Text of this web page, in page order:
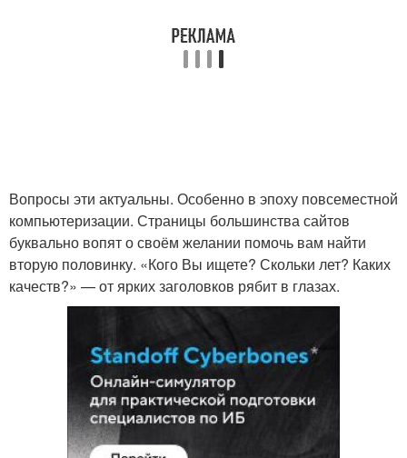
Вопросы эти актуальны. Особенно в эпоху повсеместной
компьютеризации. Страницы большинства сайтов
буквально вопят о своём желании помочь вам найти
вторую половинку. «Кого Вы ищете? Скольки лет? Каких
качеств?» — от ярких заголовков рябит в глазах.